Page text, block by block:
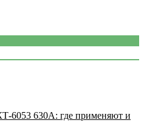
6053 630А: где применяют и